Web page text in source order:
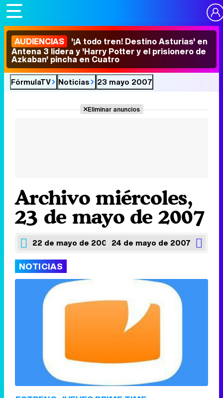
AUDIENCIAS '¡A todo tren! Destino Asturias' en
Antena 3 lidera y 'Harry Potter y el prisionero de
Azkaban' pincha en Cuatro
FórmulaTV Noticias 23 mayo 2007
Eliminar anuncios
Archivo miércoles,
23 de mayo de 2007
22 de mayo de 2007 24 de mayo de 2007
NOTICIAS